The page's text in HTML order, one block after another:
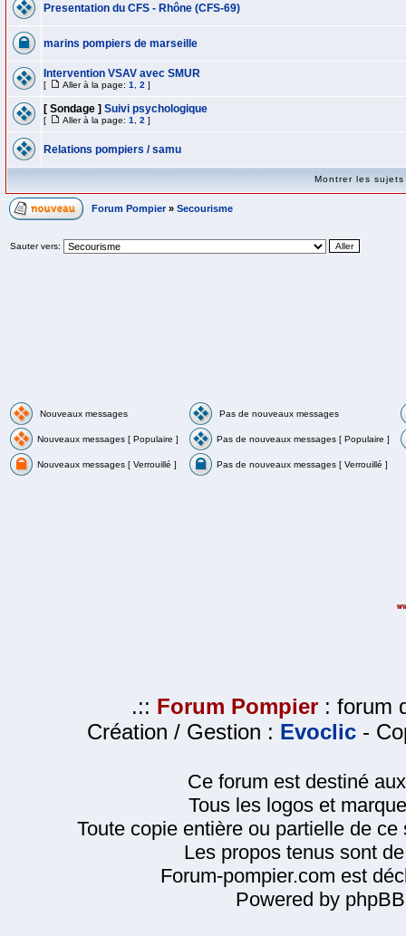
Presentation du CFS - Rhône (CFS-69)
marins pompiers de marseille
Intervention VSAV avec SMUR
[ Aller à la page: 1 2 ]
[ Sondage ] Suivi psychologique
[ Aller à la page: 1 2 ]
Relations pompiers / samu
Montrer les
Forum Pompier » Secourisme
Sauter vers:
Nouveaux messages Pas de nouveaux messages
Nouveaux messages [ Populaire ] Pas de nouveaux messages [ Populaire ]
Nouveaux messages [ Verrouillé ] Pas de nouveaux messages [ Verrouillé ]
.:: Forum Pompier : forum
Création / Gestion : Evoclic -
Ce forum est destiné
Tous les logos et
Toute copie entière ou partielle de
Les propos tenus sont
Forum-pompier.com est
Powered by